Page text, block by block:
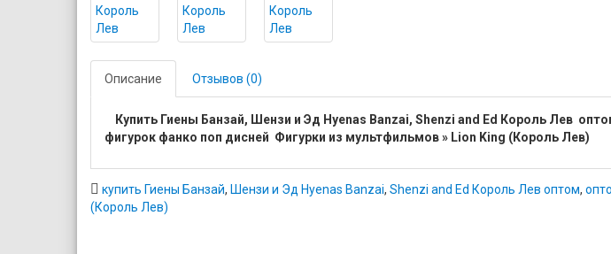
Описание Отзывов (0)
Купить Гиены Банзай, Шензи и Эд Hyenas Banzai, Shenzi and Ed Король Лев
фигурок фанко поп дисней Фигурки из мультфильмов » Lion King (Король Лев)
купить Гиены Банзай, Шензи и Эд Hyenas Banzai, Shenzi and Ed Король Лев оптом,
(Король Лев)